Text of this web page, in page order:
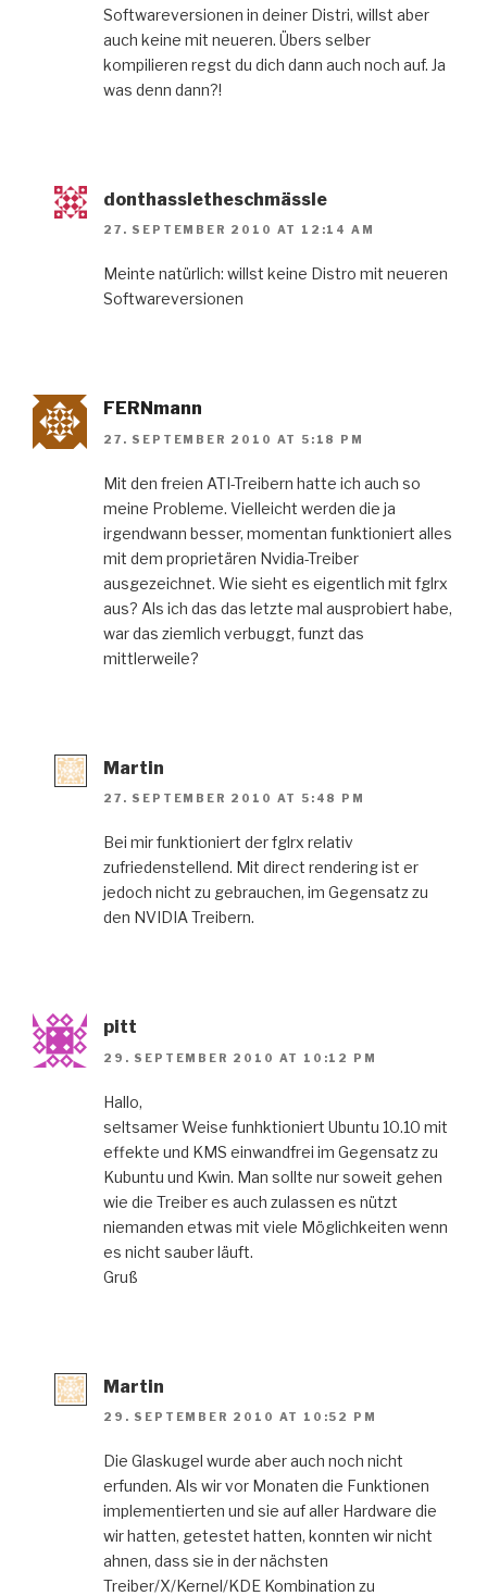
Softwareversionen in deiner Distri, willst aber
auch keine mit neueren. Übers selber
kompilieren regst du dich dann auch noch auf. Ja
was denn dann?!
donthassletheschmässle
27. SEPTEMBER 2010 AT 12:14 AM
Meinte natürlich: willst keine Distro mit neueren
Softwareversionen
FERNmann
27. SEPTEMBER 2010 AT 5:18 PM
Mit den freien ATI-Treibern hatte ich auch so
meine Probleme. Vielleicht werden die ja
irgendwann besser, momentan funktioniert alles
mit dem proprietären Nvidia-Treiber
ausgezeichnet. Wie sieht es eigentlich mit fglrx
aus? Als ich das das letzte mal ausprobiert habe,
war das ziemlich verbuggt, funzt das
mittlerweile?
Martin
27. SEPTEMBER 2010 AT 5:48 PM
Bei mir funktioniert der fglrx relativ
zufriedenstellend. Mit direct rendering ist er
jedoch nicht zu gebrauchen, im Gegensatz zu
den NVIDIA Treibern.
pitt
29. SEPTEMBER 2010 AT 10:12 PM
Hallo,
seltsamer Weise funhktioniert Ubuntu 10.10 mit
effekte und KMS einwandfrei im Gegensatz zu
Kubuntu und Kwin. Man sollte nur soweit gehen
wie die Treiber es auch zulassen es nützt
niemanden etwas mit viele Möglichkeiten wenn
es nicht sauber läuft.
Gruß
Martin
29. SEPTEMBER 2010 AT 10:52 PM
Die Glaskugel wurde aber auch noch nicht
erfunden. Als wir vor Monaten die Funktionen
implementierten und sie auf aller Hardware die
wir hatten, getestet hatten, konnten wir nicht
ahnen, dass sie in der nächsten
Treiber/X/Kernel/KDE Kombination zu